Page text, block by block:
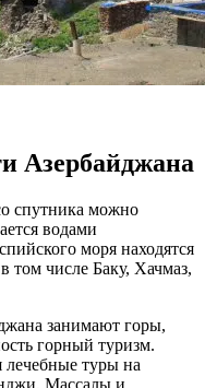
Азербайджана
спутника можно
водами
моря находятся
том числе Баку, Хачмаз,
занимают горы,
горный туризм.
туры на
Массалы и